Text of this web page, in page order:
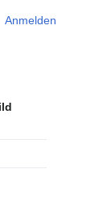
Anmelden